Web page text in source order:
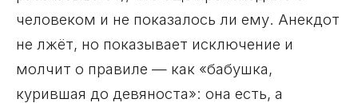
человеком и не показалось ли ему. Анекдот
не лжёт, но показывает исключение и
молчит о правиле — как «бабушка,
курившая до девяноста»: она есть, а